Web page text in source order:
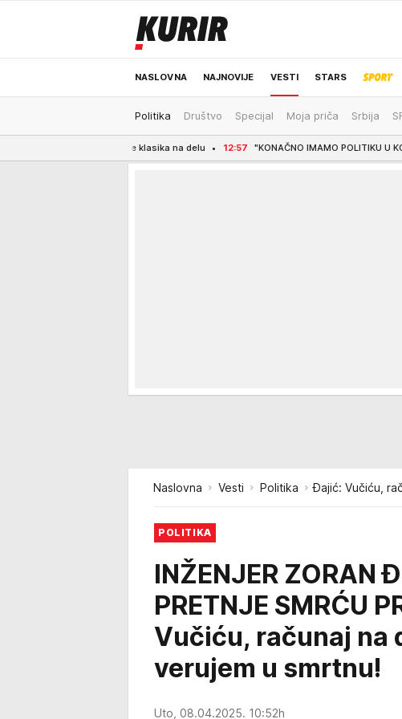
NASLOVNA NAJNOVIJE VESTI STARS
ODRŽIVA BUDUĆNOST REGION NEWS IZBOR
Politika Društvo Specijal Moja priča Srbija
12:57 "KONAČNO IMAMO POLITIKU U KOJOJ SE
Naslovna Vesti Politika Đajić: Vučiću,
POLITIKA
INŽENJER ZORAN
PRETNJE SMRĆU
Vučiću, računaj na
verujem u smrtnu!
Uto, 08.04.2025. 10:52h